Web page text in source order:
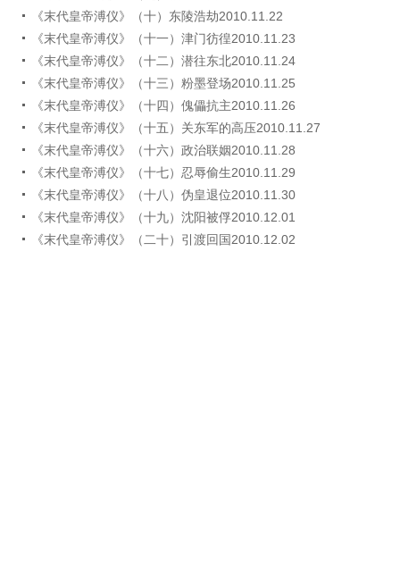
《末代皇帝溥仪》（十）东陵浩劫2010.11.22
《末代皇帝溥仪》（十一）津门彷徨2010.11.23
《末代皇帝溥仪》（十二）潜往东北2010.11.24
《末代皇帝溥仪》（十三）粉墨登场2010.11.25
《末代皇帝溥仪》（十四）傀儡抗主2010.11.26
《末代皇帝溥仪》（十五）关东军的高压2010.11.27
《末代皇帝溥仪》（十六）政治联姻2010.11.28
《末代皇帝溥仪》（十七）忍辱偷生2010.11.29
《末代皇帝溥仪》（十八）伪皇退位2010.11.30
《末代皇帝溥仪》（十九）沈阳被俘2010.12.01
《末代皇帝溥仪》（二十）引渡回国2010.12.02